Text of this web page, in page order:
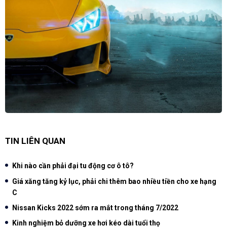
TIN LIÊN QUAN
Khi nào cần phải đại tu động cơ ô tô?
Giá xăng tăng kỷ lục, phải chi thêm bao nhiều tiền cho xe hạng
C
Nissan Kicks 2022 sớm ra mắt trong tháng 7/2022
Kinh nghiệm bỏ dưỡng xe hơi kéo dài tuổi thọ